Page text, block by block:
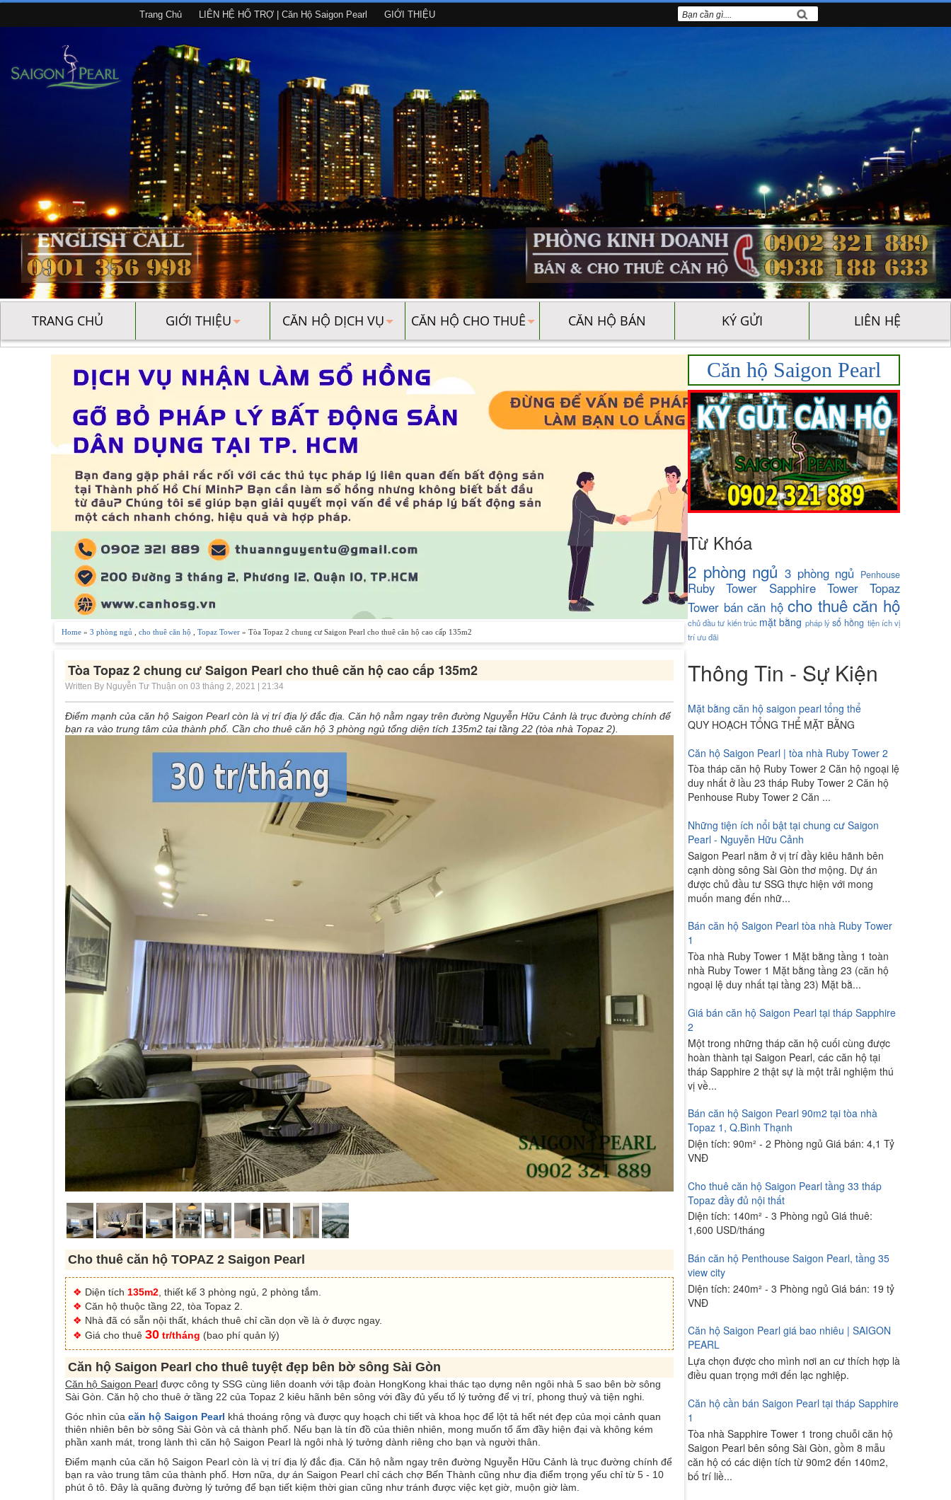
Trang Chủ LIÊN HỆ HỔ TRỢ | Căn Hộ Saigon Pearl GIỚI THIỆU
TRANG CHỦ GIỚI THIỆU CĂN HỘ DỊCH VỤ CĂN HỘ CHO THUÊ CĂN HỘ BÁN KÝ GỬI LIÊN HỆ
Home » 3 phòng ngủ cho thuê căn hộ Topaz Tower » Tòa Topaz 2 chung cư Saigon Pearl cho thuê căn hộ cao cấp 135m2
Tòa Topaz 2 chung cư Saigon Pearl cho thuê căn hộ cao cấp 135m2
Written By Nguyễn Tư Thuận on 03 tháng 2, 2021 | 21:34
Điểm mạnh của căn hộ Saigon Pearl còn là vị trí địa lý đắc địa. Căn hộ nằm ngay trên đường Nguyễn Hữu Cảnh là trục đường chính để
bạn ra vào trung tâm của thành phố. Cần cho thuê căn hộ 3 phòng ngủ tổng diện tích 135m2 tại tầng 22 (tòa nhà Topaz 2).
Cho thuê căn hộ TOPAZ 2 Saigon Pearl
❖ Diện tích 135m2 , thiết kế 3 phòng ngủ, 2 phòng tắm.
❖ Căn hộ thuộc tầng 22, tòa Topaz 2.
❖ Nhà đã có sẵn nội thất, khách thuê chỉ cần dọn về là ở được ngay.
❖ Giá cho thuê 30 tr/tháng (bao phí quản lý)
Căn hộ Saigon Pearl cho thuê tuyệt đẹp bên bờ sông Sài Gòn
Căn hộ Saigon Pearl được công ty SSG cùng liên doanh với tập đoàn HongKong khai thác tạo dựng nên ngôi nhà 5 sao bên bờ sông
Sài Gòn. Căn hộ cho thuê ở tầng 22 của Topaz 2 kiêu hãnh bên sông với đầy đủ yếu tố lý tưởng để vị trí, phong thuỷ và tiện nghi.
Góc nhìn của căn hộ Saigon Pearl khá thoáng rộng và được quy hoạch chi tiết và khoa học để lột tả hết nét đẹp của mọi cảnh quan
thiên nhiên bên bờ sông Sài Gòn và cả thành phố. Nếu bạn là tín đồ của thiên nhiên, mong muốn tổ ấm đầy hiện đại và không kém
phần xanh mát, trong lành thì căn hộ Saigon Pearl là ngôi nhà lý tưởng dành riêng cho bạn và người thân.
Điểm mạnh của căn hộ Saigon Pearl còn là vị trí địa lý đắc địa. Căn hộ nằm ngay trên đường Nguyễn Hữu Cảnh là trục đường chính để
bạn ra vào trung tâm của thành phố. Hơn nữa, dự án Saigon Pearl chỉ cách chợ Bến Thành cũng như địa điểm trọng yếu chỉ từ 5 - 10
phút ô tô. Đây là quãng đường lý tưởng để bạn tiết kiệm thời gian cũng như tránh được việc kẹt giờ, muộn giờ làm.
Căn hộ Saigon Pearl
Từ Khóa
2 phòng ngủ 3 phòng ngủ Penhouse
Ruby Tower Sapphire Tower
Topaz
Tower bán căn hộ cho thuê căn hộ
chủ đầu tư kiến trúc mặt bằng pháp lý sổ hồng tiện ích vị
tríưu đãi
Thông Tin - Sự Kiện
Mặt bằng căn hộ saigon pearl tổng thể
QUY HOẠCH TỔNG THỂ MẶT BẰNG
Căn hộ Saigon Pearl | tòa nhà Ruby Tower 2
Tòa tháp căn hộ Ruby Tower 2 Căn hộ ngoại lệ
duy nhất ở lầu 23 tháp Ruby Tower 2 Căn hộ
Penhouse Ruby Tower 2 Căn ...
Những tiện ích nổi bật tại chung cư Saigon
Pearl - Nguyễn Hữu Cảnh
Saigon Pearl nằm ở vị trí đầy kiêu hãnh bên
cạnh dòng sông Sài Gòn thơ mộng. Dự án
được chủ đầu tư SSG thực hiện với mong
muốn mang đến nhữ...
Bán căn hộ Saigon Pearl tòa nhà Ruby Tower
1
Tòa nhà Ruby Tower 1 Mặt bằng tầng 1 toàn
nhà Ruby Tower 1 Mặt bằng tầng 23 (căn hộ
ngoại lệ duy nhất tại tầng 23) Mặt bằ...
Giá bán căn hộ Saigon Pearl tại tháp Sapphire
2
Một trong những tháp căn hộ cuối cùng được
hoàn thành tại Saigon Pearl, các căn hộ tại
tháp Sapphire 2 thật sự là một trải nghiệm thú
vị về...
Bán căn hộ Saigon Pearl 90m2 tại tòa nhà
Topaz 1, Q.Bình Thạnh
Diện tích: 90m² - 2 Phòng ngủ Giá bán: 4,1 Tỷ
VNĐ
Cho thuê căn hộ Saigon Pearl tầng 33 tháp
Topaz đầy đủ nội thất
Diện tích: 140m² - 3 Phòng ngủ Giá thuê:
1,600 USD/tháng
Bán căn hộ Penthouse Saigon Pearl, tầng 35
view city
Diện tích: 240m² - 3 Phòng ngủ Giá bán: 19 tỷ
VNĐ
Căn hộ Saigon Pearl giá bao nhiêu | SAIGON
PEARL
Lựa chọn được cho mình nơi an cư thích hợp là
điều quan trọng mới đến lạc nghiệp.
Căn hộ cần bán Saigon Pearl tại tháp Sapphire
1
Tòa nhà Sapphire Tower 1 trong chuỗi căn hộ
Saigon Pearl bên sông Sài Gòn, gồm 8 mẫu
căn hộ có các diện tích từ 90m2 đến 140m2,
bố trí liề...